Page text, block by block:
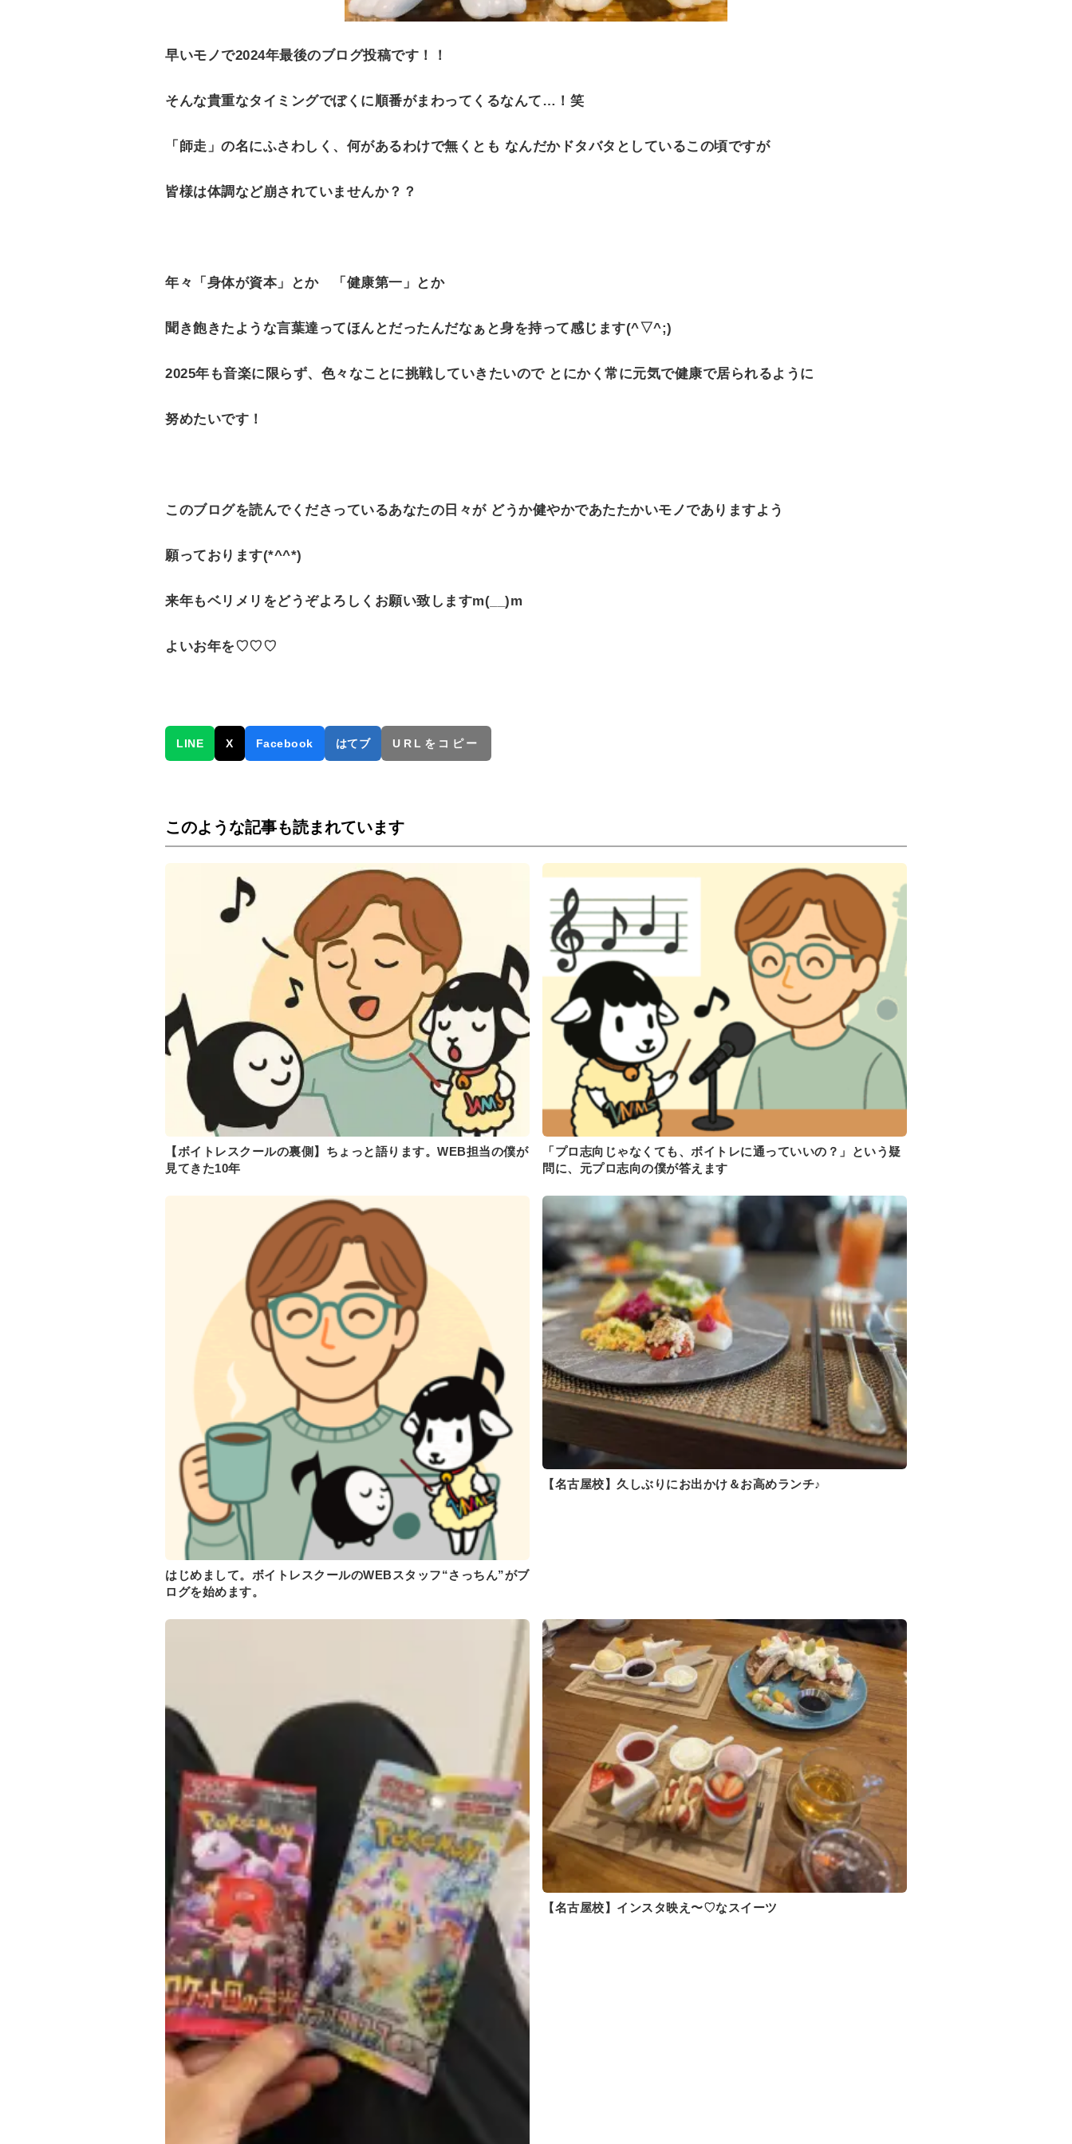
早いモノで2024年最後のブログ投稿です！！
そんな貴重なタイミングでぼくに順番がまわってくるなんて…！笑
「師走」の名にふさわしく、何があるわけで無くとも なんだかドタバタとしているこの頃ですが
皆様は体調など崩されていませんか？？
年々「身体が資本」とか 「健康第一」とか
聞き飽きたような言葉達ってほんとだったんだなぁと身を持って感じます(^▽^;)
2025年も音楽に限らず、色々なことに挑戦していきたいので とにかく常に元気で健康で居られるように
努めたいです！
このブログを読んでくださっているあなたの日々が どうか健やかであたたかいモノでありますよう
願っております(*^^*)
来年もベリメリをどうぞよろしくお願い致しますm(__)m
よいお年を♡♡♡
LINE X Facebook はてブ URLをコピー
このような記事も読まれています
【ボイトレスクールの裏側】ちょっと語ります。WEB担当の僕が
見てきた10年
「プロ志向じゃなくても、ボイトレに通っていいの？」という疑
問に、元プロ志向の僕が答えます
はじめまして。ボイトレスクールのWEBスタッフ“さっちん”がブ
ログを始めます。
【名古屋校】久しぶりにお出かけ＆お高めランチ♪
【名古屋校】インスタ映え〜♡なスイーツ